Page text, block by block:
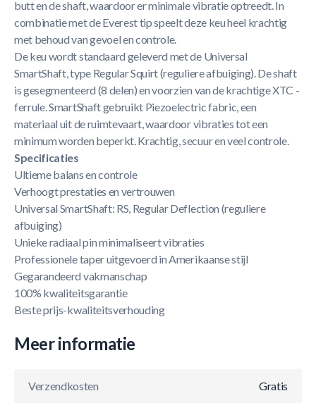
butt en de shaft, waardoor er minimale vibratie optreedt. In
combinatie met de Everest tip speelt deze keu heel krachtig
met behoud van gevoel en controle.
De keu wordt standaard geleverd met de Universal
SmartShaft, type Regular Squirt (reguliere afbuiging). De shaft
is gesegmenteerd (8 delen) en voorzien van de krachtige XTC -
ferrule. SmartShaft gebruikt Piezoelectric fabric, een
materiaal uit de ruimtevaart, waardoor vibraties tot een
minimum worden beperkt. Krachtig, secuur en veel controle.
Specificaties
Ultieme balans en controle
Verhoogt prestaties en vertrouwen
Universal SmartShaft: RS, Regular Deflection (reguliere
afbuiging)
Unieke radiaal pin minimaliseert vibraties
Professionele taper uitgevoerd in Amerikaanse stijl
Gegarandeerd vakmanschap
100% kwaliteitsgarantie
Beste prijs-kwaliteitsverhouding
Meer informatie
Verzendkosten Gratis